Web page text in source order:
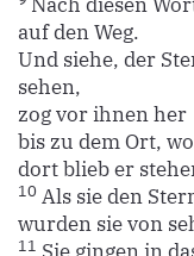
auf den Weg.
Und siehe, der
sehen,
zog vor ihnen her
bis zu dem Ort,
dort blieb er
10 Als sie den
wurden sie von
11